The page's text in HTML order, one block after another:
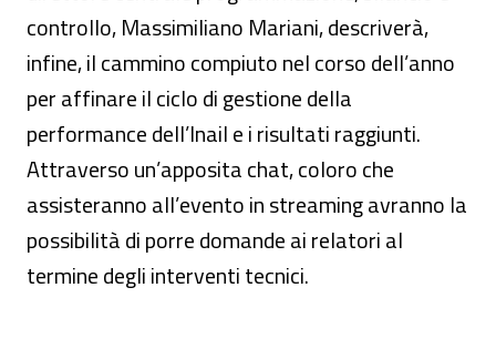
controllo, Massimiliano Mariani, descriverà,
infine, il cammino compiuto nel corso dell’anno
per affinare il ciclo di gestione della
performance dell’Inail e i risultati raggiunti.
Attraverso un’apposita chat, coloro che
assisteranno all’evento in streaming avranno la
possibilità di porre domande ai relatori al
termine degli interventi tecnici.